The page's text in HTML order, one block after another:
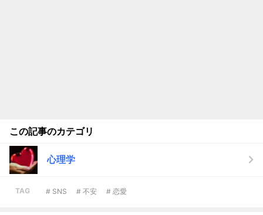
この記事のカテゴリ
心理学
TAG # SNS # 不安 # 恋愛